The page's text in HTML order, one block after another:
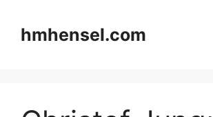
Inhalt
springen
hmhensel.com